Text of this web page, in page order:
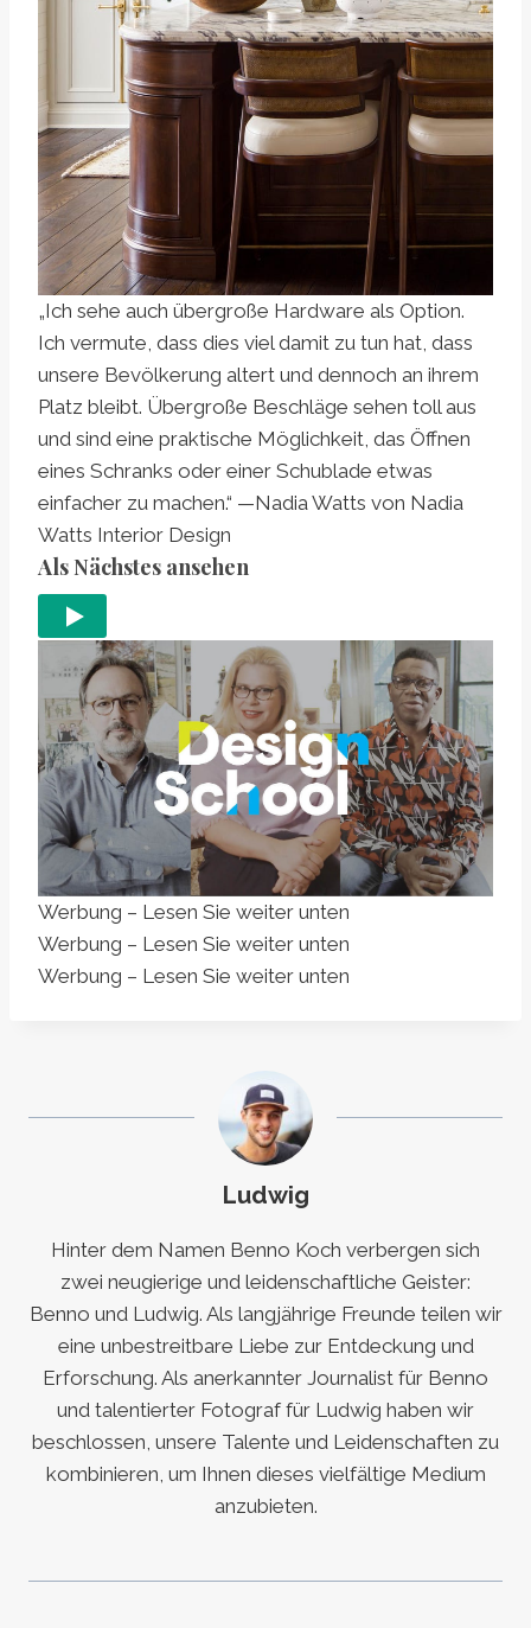
„Ich sehe auch übergroße Hardware als Option.
Ich vermute, dass dies viel damit zu tun hat, dass
unsere Bevölkerung altert und dennoch an ihrem
Platz bleibt. Übergroße Beschläge sehen toll aus
und sind eine praktische Möglichkeit, das Öffnen
eines Schranks oder einer Schublade etwas
einfacher zu machen.“ —Nadia Watts von Nadia
Watts Interior Design
Als Nächstes ansehen
Werbung – Lesen Sie weiter unten
Werbung – Lesen Sie weiter unten
Werbung – Lesen Sie weiter unten
Ludwig
Hinter dem Namen Benno Koch verbergen sich
zwei neugierige und leidenschaftliche Geister:
Benno und Ludwig. Als langjährige Freunde teilen wir
eine unbestreitbare Liebe zur Entdeckung und
Erforschung. Als anerkannter Journalist für Benno
und talentierter Fotograf für Ludwig haben wir
beschlossen, unsere Talente und Leidenschaften zu
kombinieren, um Ihnen dieses vielfältige Medium
anzubieten.